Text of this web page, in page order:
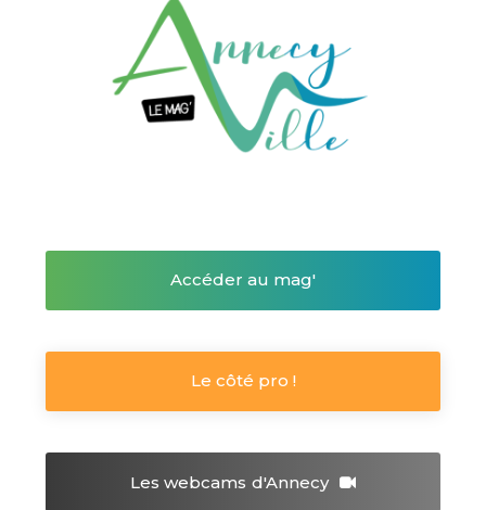
Accéder au mag'
Le côté pro !
Les webcams d'Annecy